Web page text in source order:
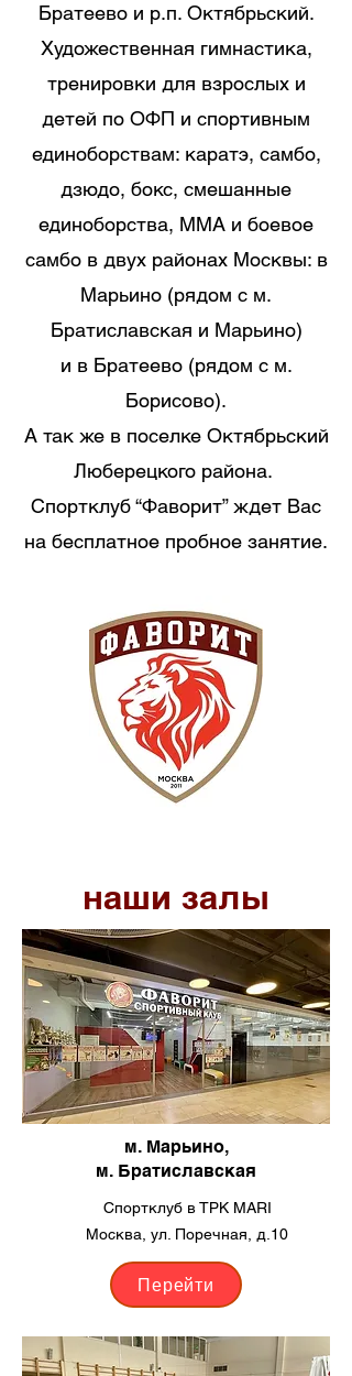
Братеево и р.п. Октябрьский.
Художественная гимнастика,
тренировки для взрослых и
детей по ОФП и спортивным
единоборствам: каратэ, самбо,
дзюдо, бокс, смешанные
единоборства, ММА и боевое
самбо в двух районах Москвы: в
Марьино (рядом с м.
Братиславская и Марьино)
и в Братеево (рядом с м.
Борисово).
А так же в поселке Октябрьский
Люберецкого района.
Спортклуб “Фаворит” ждет Вас
на бесплатное пробное занятие.
наши залы
м. Марьино,
м. Братиславская
Спортклуб в ТРК MARI
Москва, ул. Поречная, д.10
Перейти